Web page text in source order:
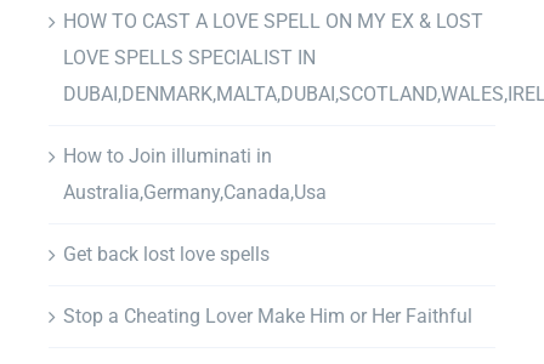
HOW TO CAST A LOVE SPELL ON MY EX & LOST
LOVE SPELLS SPECIALIST IN
How to Join illuminati in
Australia,Germany,Canada,Usa
Get back lost love spells
Stop a Cheating Lover Make Him or Her Faithful